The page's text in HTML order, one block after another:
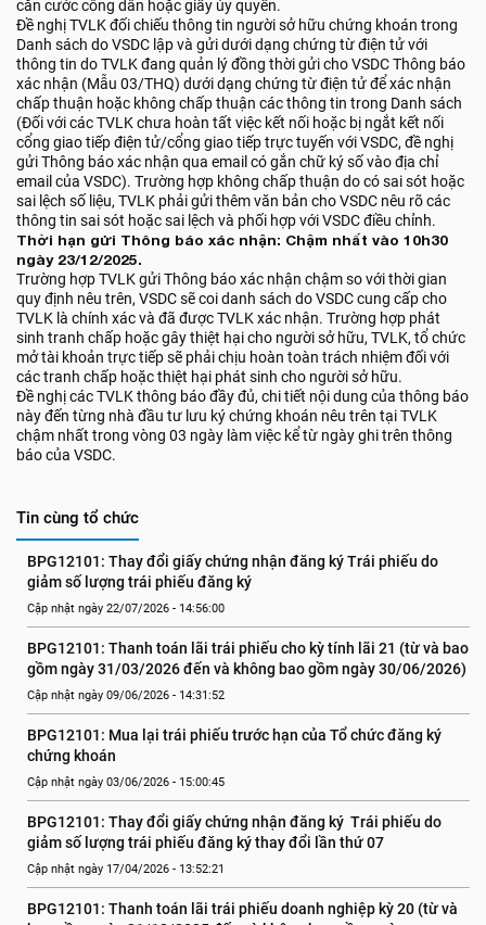
căn cước công dân hoặc giấy ủy quyền.
Đề nghị TVLK đối chiếu thông tin người sở hữu chứng khoán trong
Danh sách do VSDC lập và gửi dưới dạng chứng từ điện tử với
thông tin do TVLK đang quản lý đồng thời gửi cho VSDC Thông báo
xác nhận (Mẫu 03/THQ) dưới dạng chứng từ điện tử để xác nhận
chấp thuận hoặc không chấp thuận các thông tin trong Danh sách
(Đối với các TVLK chưa hoàn tất việc kết nối hoặc bị ngắt kết nối
cổng giao tiếp điện tử/cổng giao tiếp trực tuyến với VSDC, đề nghị
gửi Thông báo xác nhận qua email có gắn chữ ký số vào địa chỉ
email của VSDC). Trường hợp không chấp thuận do có sai sót hoặc
sai lệch số liệu, TVLK phải gửi thêm văn bản cho VSDC nêu rõ các
thông tin sai sót hoặc sai lệch và phối hợp với VSDC điều chỉnh.
Thời hạn gửi Thông báo xác nhận: Chậm nhất vào 10h30
ngày 23/12/2025.
Trường hợp TVLK gửi Thông báo xác nhận chậm so với thời gian
quy định nêu trên, VSDC sẽ coi danh sách do VSDC cung cấp cho
TVLK là chính xác và đã được TVLK xác nhận. Trường hợp phát
sinh tranh chấp hoặc gây thiệt hại cho người sở hữu, TVLK, tổ chức
mở tài khoản trực tiếp sẽ phải chịu hoàn toàn trách nhiệm đối với
các tranh chấp hoặc thiệt hại phát sinh cho người sở hữu.
Đề nghị các TVLK thông báo đầy đủ, chi tiết nội dung của thông báo
này đến từng nhà đầu tư lưu ký chứng khoán nêu trên tại TVLK
chậm nhất trong vòng 03 ngày làm việc kể từ ngày ghi trên thông
báo của VSDC.
Tin cùng tổ chức
BPG12101: Thay đổi giấy chứng nhận đăng ký Trái phiếu do
giảm số lượng trái phiếu đăng ký
Cập nhật ngày 22/07/2026 - 14:56:00
BPG12101: Thanh toán lãi trái phiếu cho kỳ tính lãi 21 (từ và bao
gồm ngày 31/03/2026 đến và không bao gồm ngày 30/06/2026)
Cập nhật ngày 09/06/2026 - 14:31:52
BPG12101: Mua lại trái phiếu trước hạn của Tổ chức đăng ký
chứng khoán
Cập nhật ngày 03/06/2026 - 15:00:45
BPG12101: Thay đổi giấy chứng nhận đăng ký  Trái phiếu do
giảm số lượng trái phiếu đăng ký thay đổi lần thứ 07
Cập nhật ngày 17/04/2026 - 13:52:21
BPG12101: Thanh toán lãi trái phiếu doanh nghiệp kỳ 20 (từ và